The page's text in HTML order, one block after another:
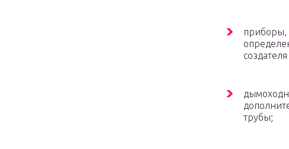
приборы,
трубы;